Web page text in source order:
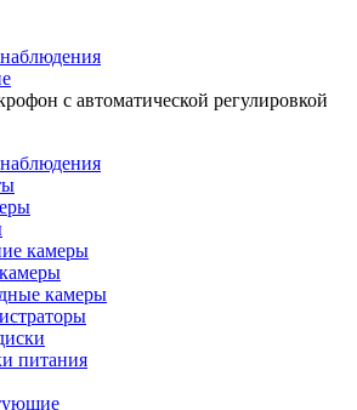
с автоматической регулировкой
камеры
камеры
питания